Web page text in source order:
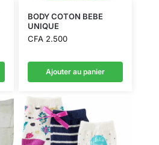
BODY COTON BEBE
UNIQUE
CFA2.500
Ajouter au panier